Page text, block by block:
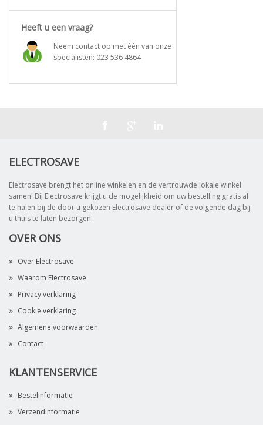
Heeft u een vraag?
Neem contact op met één van onze
specialisten: 023 536 4864
ELECTROSAVE
Electrosave brengt het online winkelen en de vertrouwde lokale winkel
samen! Bij Electrosave krijgt u de mogelijkheid om uw bestelling gratis af
te halen bij de door u gekozen Electrosave dealer of de volgende dag bij
u thuis te laten bezorgen.
OVER ONS
Over Electrosave
Waarom Electrosave
Privacy verklaring
Cookie verklaring
Algemene voorwaarden
Contact
KLANTENSERVICE
Bestelinformatie
Verzendinformatie